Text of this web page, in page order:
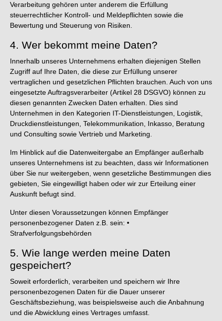
Verarbeitung gehören unter anderem die Erfüllung
steuerrechtlicher Kontroll- und Meldepflichten sowie die
Bewertung und Steuerung von Risiken.
4. Wer bekommt meine Daten?
Innerhalb unseres Unternehmens erhalten diejenigen Stellen
Zugriff auf Ihre Daten, die diese zur Erfüllung unserer
vertraglichen und gesetzlichen Pflichten brauchen. Auch von uns
eingesetzte Auftragsverarbeiter (Artikel 28 DSGVO) können zu
diesen genannten Zwecken Daten erhalten. Dies sind
Unternehmen in den Kategorien IT-Dienstleistungen, Logistik,
Druckdienstleistungen, Telekommunikation, Inkasso, Beratung
und Consulting sowie Vertrieb und Marketing.
Im Hinblick auf die Datenweitergabe an Empfänger außerhalb
unseres Unternehmens ist zu beachten, dass wir Informationen
über Sie nur weitergeben, wenn gesetzliche Bestimmungen dies
gebieten, Sie eingewilligt haben oder wir zur Erteilung einer
Auskunft befugt sind.
Unter diesen Voraussetzungen können Empfänger
personenbezogener Daten z.B. sein: •
Strafverfolgungsbehörden
5. Wie lange werden meine Daten
gespeichert?
Soweit erforderlich, verarbeiten und speichern wir Ihre
personenbezogenen Daten für die Dauer unserer
Geschäftsbeziehung, was beispielsweise auch die Anbahnung
und die Abwicklung eines Vertrages umfasst.